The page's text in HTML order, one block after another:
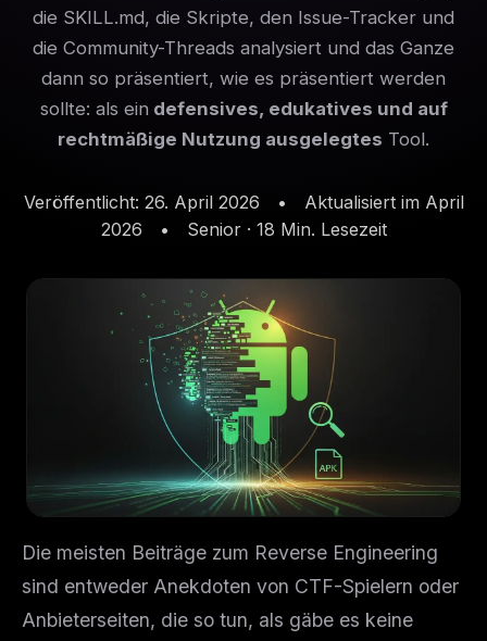
die SKILL.md, die Skripte, den Issue-Tracker und
die Community-Threads analysiert und das Ganze
dann so präsentiert, wie es präsentiert werden
sollte: als ein defensives, edukatives und auf
rechtmäßige Nutzung ausgelegtes Tool.
Veröffentlicht: 26. April 2026 •
Aktualisiert im April
2026
• Senior · 18 Min. Lesezeit
Die meisten Beiträge zum Reverse Engineering
sind entweder Anekdoten von CTF-Spielern oder
Anbieterseiten, die so tun, als gäbe es keine